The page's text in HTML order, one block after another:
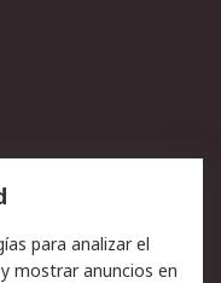
técnico
para analizar el
mostrar anuncios en